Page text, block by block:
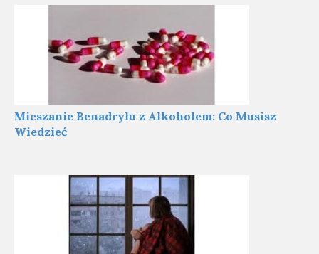
Mieszanie Benadrylu z Alkoholem: Co Musisz
Wiedzieć